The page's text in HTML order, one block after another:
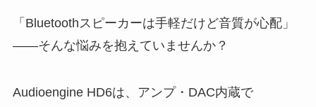
「Bluetoothスピーカーは手軽だけど音質が心配」
——そんな悩みを抱えていませんか？
Audioengine HD6は、アンプ・DAC内蔵で